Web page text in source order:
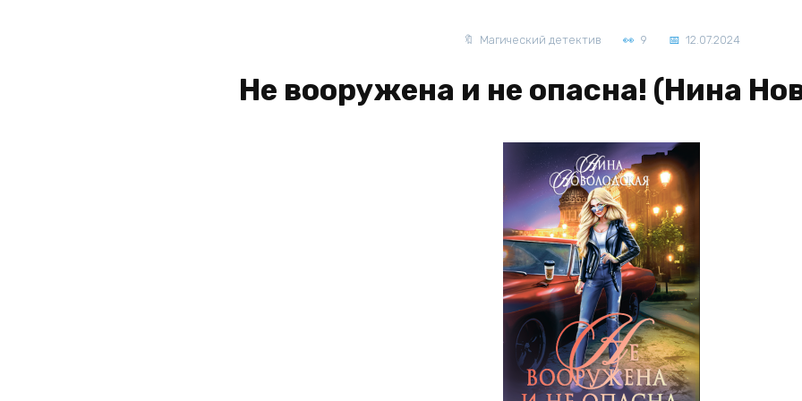
Магический детектив 9 12.07.2024
Не вооружена и не опасна! (Нина